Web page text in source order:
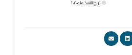
تاريخ التنفيذ: مايو ٢٠٢٠